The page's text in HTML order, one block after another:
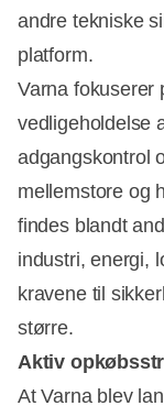
andre tekniske
platform.
Varna fokuserer
vedligeholdelse
adgangskontrol
mellemstore og
findes blandt
industri, energi,
kravene til
større.
Aktiv
At Varna blev